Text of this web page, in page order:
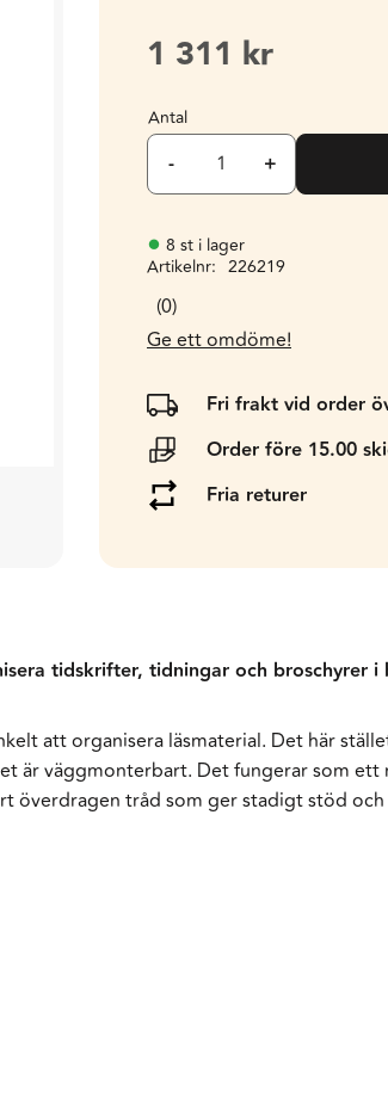
1 311 kr
Antal
+
-
8 st i lager
Artikelnr
226219
0
Ge ett omdöme!
Fri frakt vid order
Order före 15.00
Fria returer
tidskrifter, tidningar och broschyrer
att organisera läsmaterial. Det här
är väggmonterbart. Det fungerar som
överdragen tråd som ger stadigt stöd och